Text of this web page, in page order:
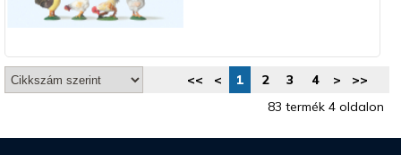
<< < 1 2 3 4 >
>>
83 termék 4 oldalon